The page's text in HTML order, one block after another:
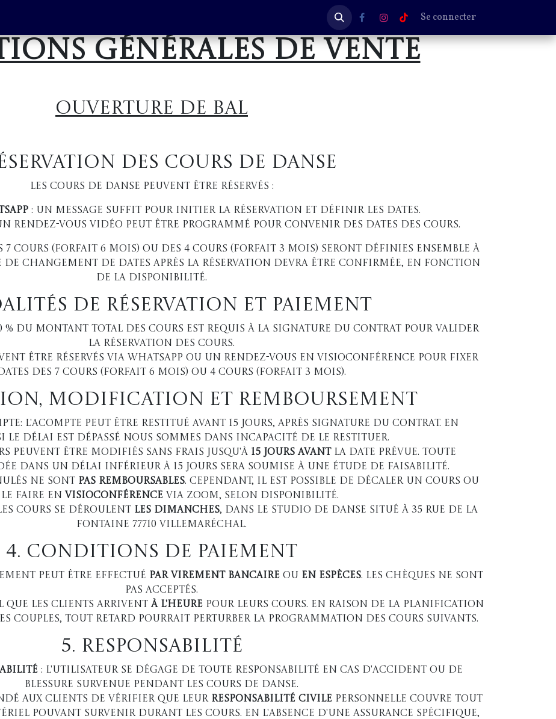
Se connecter
générales de vente
OUverture de bal
des cours de danse
Les cours de danse peuvent être réservés :
: un message suffit pour initier la réservation et définir les dates.
rendez-vous vidéo peut être programmé pour convenir des dates des cours.
cours (forfait 6 mois) ou des 4 cours (forfait 3 mois) seront définies ensemble à
de changement de dates après la réservation devra être confirmée, en fonction
de la disponibilité.
de réservation et paiement
% du montant total des cours est requis à la signature du contrat pour valider
la réservation des cours.
être réservés via WhatsApp ou un rendez-vous en visioconférence pour fixer
des 7 cours (forfait 6 mois) ou 4 cours (forfait 3 mois).
modification et remboursement
l'acompte peut être restitué avant 15 jours, après signature du contrat. En
le délai est dépassé nous sommes dans incapacité de le restituer.
peuvent être modifiés sans frais jusqu'à 15 jours avantla date prévue. Toute
dans un délai inférieur à 15 jours sera soumise à une étude de faisabilité.
ne sont pas remboursables. Cependant, il est possible de décaler un cours ou
le faire en visioconférence via Zoom, selon disponibilité.
cours se déroulent les dimanches, dans le studio de danse situé à 35 rue de la
fontaine 77710 Villemaréchal.
4. Conditions de paiement
peut être effectué par virement bancaire ou en espèces. Les chèques ne sont
pas acceptés.
que les clients arrivent à l'heure pour leurs cours. En raison de la planification
couples, tout retard pourrait perturber la programmation des cours suivants.
5. Responsabilité
: L'utilisateur se dégage de toute responsabilité en cas d'accident ou de
blessure survenue pendant les cours de danse.
aux clients de vérifier que leur responsabilité civilepersonnelle couvre tout
pouvant survenir durant les cours. En l'absence d'une assurance spécifique,